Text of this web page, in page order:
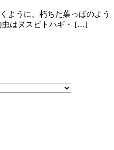
ように、朽ちた葉っぱのよう
虫はヌスビトハギ・ […]